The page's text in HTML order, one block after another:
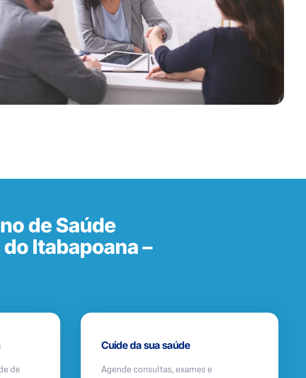
de Saúde
Itabapoana –
de
Cuide da sua saúde
Agende consultas, exames e